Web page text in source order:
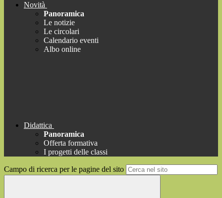
Novità
Panoramica
Le notizie
Le circolari
Calendario eventi
Albo online
Didattica
Panoramica
Offerta formativa
I progetti delle classi
Campo di ricerca per le pagine del sito